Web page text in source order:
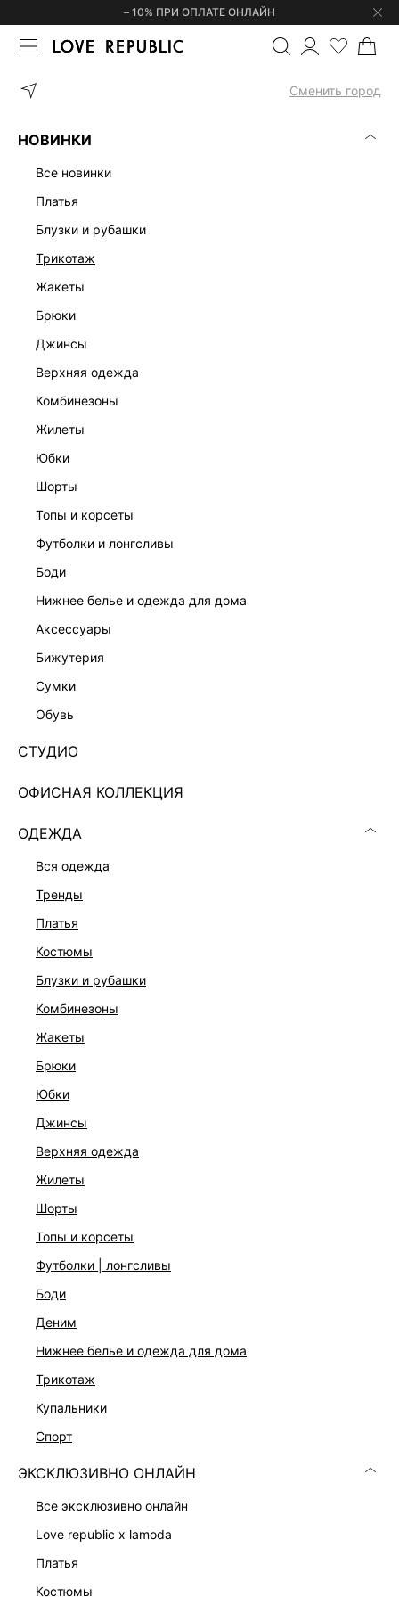
– 10% ПРИ ОПЛАТЕ ОНЛАЙН
Сменить город
НОВИНКИ
все новинки
платья
блузки и рубашки
трикотаж
жакеты
брюки
джинсы
верхняя одежда
комбинезоны
жилеты
юбки
шорты
топы и корсеты
футболки и лонгсливы
боди
нижнее белье и одежда для дома
аксессуары
бижутерия
сумки
обувь
СТУДИО
ОФИСНАЯ КОЛЛЕКЦИЯ
ОДЕЖДА
вся одежда
тренды
платья
костюмы
блузки и рубашки
комбинезоны
жакеты
брюки
юбки
джинсы
верхняя одежда
жилеты
шорты
топы и корсеты
футболки | лонгсливы
боди
деним
нижнее белье и одежда для дома
трикотаж
купальники
спорт
ЭКСКЛЮЗИВНО ОНЛАЙН
все эксклюзивно онлайн
love republic x lamoda
платья
костюмы
ГЛАВНАЯ ЖЕНСКИЕ БЕЖЕВЫЕ ДЖИНСЫ
С ВЫСОКОЙ ПОСАДКОЙ
ВЕЛЬВЕТОВЫЕ ДЖИНСЫ
ЭКСКЛЮЗИВНО ОНЛАЙН
ПРЯМЫЕ ДЖИНСЫ
ЭКСКЛЮЗИВНО ОНЛАЙН
СВОБОДНЫЕ ДЖИНСЫ